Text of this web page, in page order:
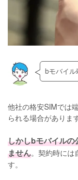
bモバイル
他社の格安SIMでは
られる場合があります
しかしbモバイルの
ません。契約時には
す。